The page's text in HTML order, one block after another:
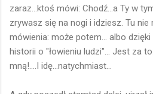
zaraz...ktoś mówi: Chodź...a Ty w
zrywasz się na nogi i idziesz. Tu nie
mówienia: może potem... albo
historii o "łowieniu ludzi"... Jest za
mną!....I idę...natychmiast...